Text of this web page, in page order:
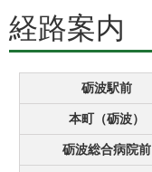
経路案内
砺波駅前
本町（砺波）
砺波総合病院前